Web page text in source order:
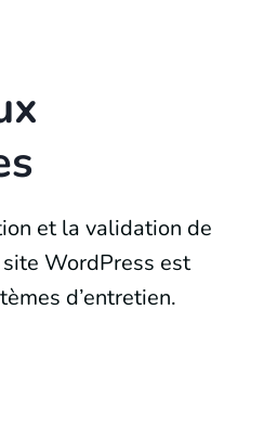
et la validation de
WordPress est
d’entretien.